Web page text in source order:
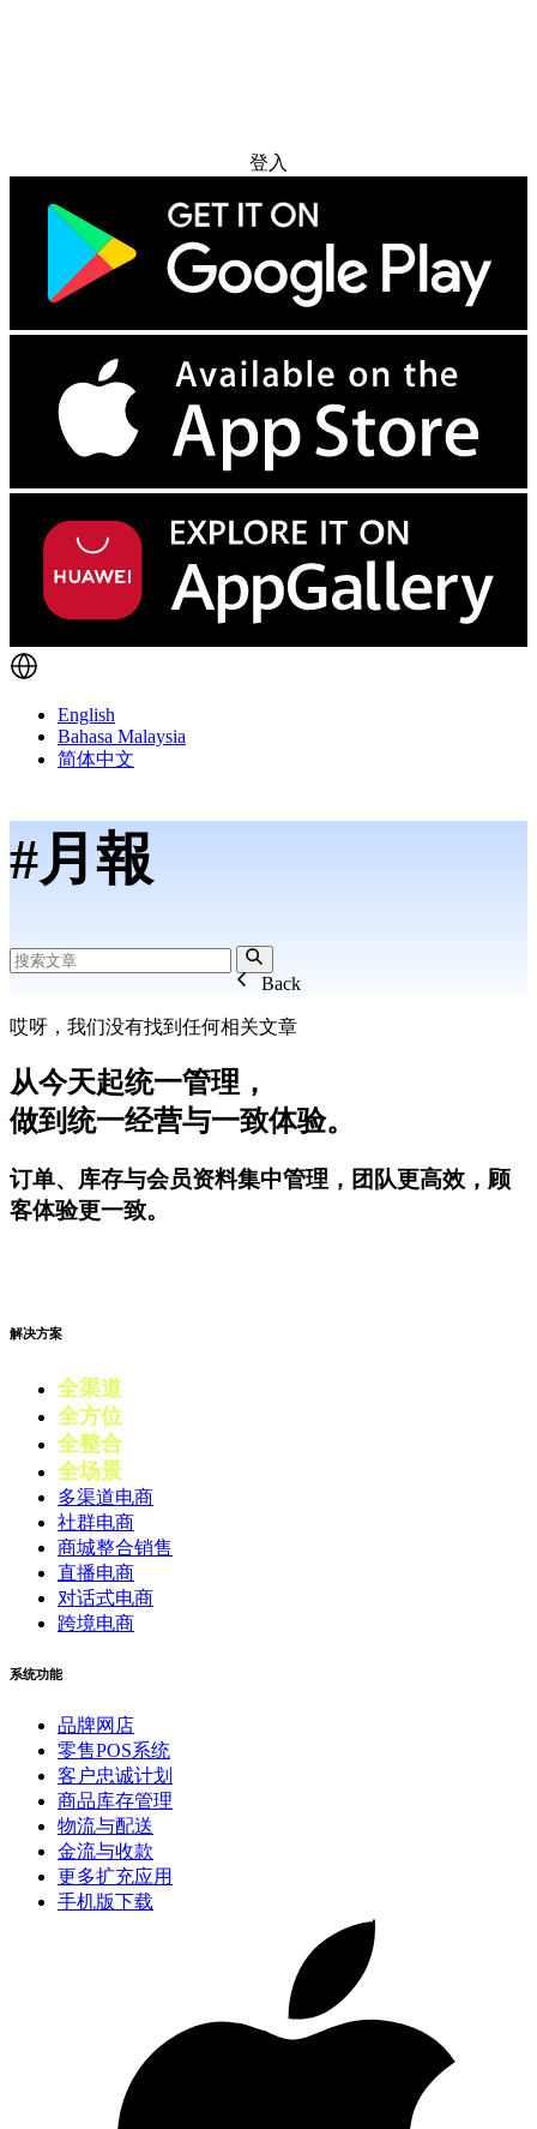
登入
English
Bahasa Malaysia
简体中文
#月報
Back
哎呀，我们没有找到任何相关文章
从今天起统一管理，
做到统一经营与一致体验。
订单、库存与会员资料集中管理，团队更高效，顾
客体验更一致。
解决方案
全渠道
全方位
全整合
全场景
多渠道电商
社群电商
商城整合销售
直播电商
对话式电商
跨境电商
系统功能
品牌网店
零售POS系统
客户忠诚计划
商品库存管理
物流与配送
金流与收款
更多扩充应用
手机版下载